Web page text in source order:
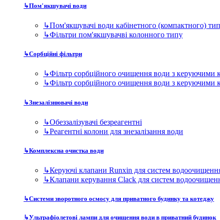
↳Реагентні колони для знезалізання води
↳Клапани керування Clack для систем
Магістральні фільтри
↳Дискові фільтри для приватного будинку та
↳Магістральні фільтри 10SL
↳Магістральні фільтри 20BB
Фільтри для виробництва
↳Модульні станції очищення води